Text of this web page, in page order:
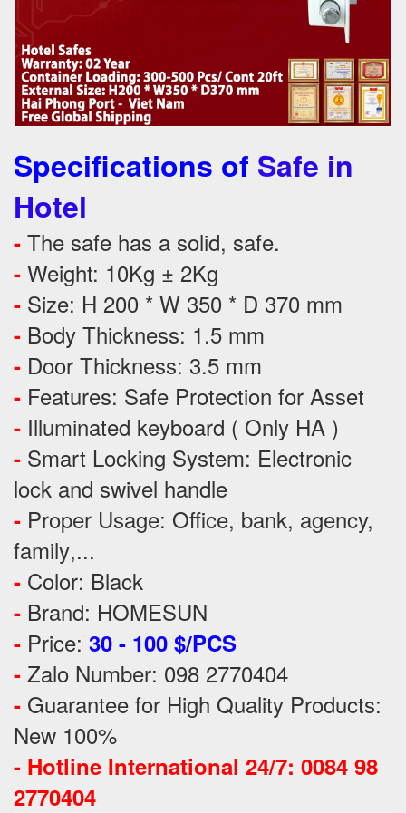
Specifications of Safe in
Hotel
- The safe has a solid, safe.
- Weight: 10Kg ± 2Kg
- Size: H 200 * W 350 * D 370 mm
- Body Thickness: 1.5 mm
- Door Thickness: 3.5 mm
- Features: Safe Protection for Asset
- Illuminated keyboard ( Only HA )
- Smart Locking System: Electronic
lock and swivel handle
- Proper Usage: Office, bank, agency,
family,...
- Color: Black
- Brand: HOMESUN
- Price: 30 - 100 $/PCS
- Zalo Number: 098 2770404
- Guarantee for High Quality Products:
New 100%
- Hotline International 24/7: 0084 98
2770404